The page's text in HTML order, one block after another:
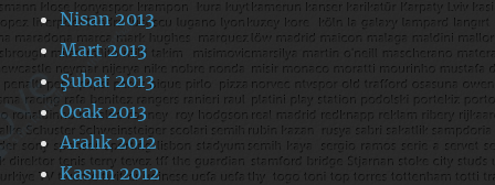
Nisan 2013
Mart 2013
Şubat 2013
Ocak 2013
Aralık 2012
Kasım 2012